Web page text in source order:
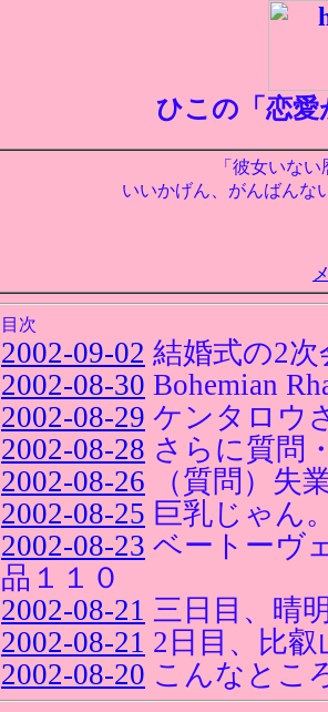
ひこの「恋
「彼女いな
いいかげん、がんばんな
目次
2002-09-02 結婚式の2次
2002-08-30 Bohemian
2002-08-29 ケンタロウ
2002-08-28 さらに質問
2002-08-26 （質問）失
2002-08-25 巨乳じゃん
2002-08-23 ベートーヴ
品１１０
2002-08-21 三日目、晴
2002-08-21 2日目、比叡
2002-08-20 こんなとこ